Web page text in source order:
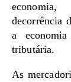
decorrência
a
tributária.
As